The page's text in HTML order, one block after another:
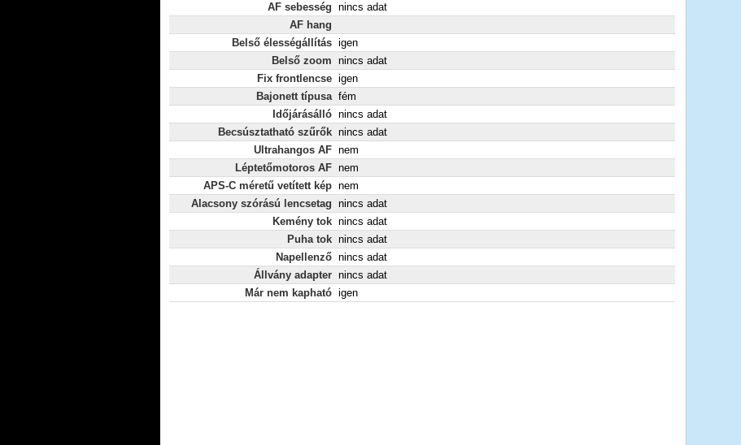
AF sebesség nincs adat
AF hang
Belső élességállítás igen
Belső zoom nincs adat
Fix frontlencse igen
Bajonett típusa fém
Időjárásálló nincs adat
Becsúsztatható szűrők nincs adat
Ultrahangos AF nem
Léptetőmotoros AF nem
APS-C méretű vetített kép nem
Alacsony szórású lencsetag nincs adat
Kemény tok nincs adat
Puha tok nincs adat
Napellenző nincs adat
Állvány adapter nincs adat
Már nem kapható igen